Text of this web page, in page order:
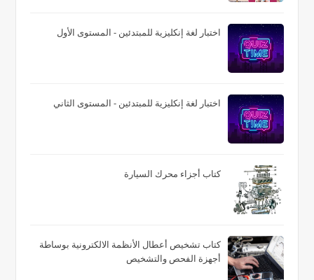
اختبار لغة إنكليزية للمبتدئين - المستوى الأول
اختبار لغة إنكليزية للمبتدئين - المستوى الثاني
كتاب أجزاء محرك السيارة
كتاب تشخيص أعطال الأنظمة الالكترونية بوساطة
أجهزة الفحص والتشخيص